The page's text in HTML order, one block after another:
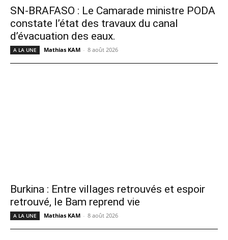
SN-BRAFASO : Le Camarade ministre PODA
constate l’état des travaux du canal
d’évacuation des eaux.
A LA UNE Mathias KAM - 8 août 2026
Burkina : Entre villages retrouvés et espoir
retrouvé, le Bam reprend vie
A LA UNE Mathias KAM - 8 août 2026